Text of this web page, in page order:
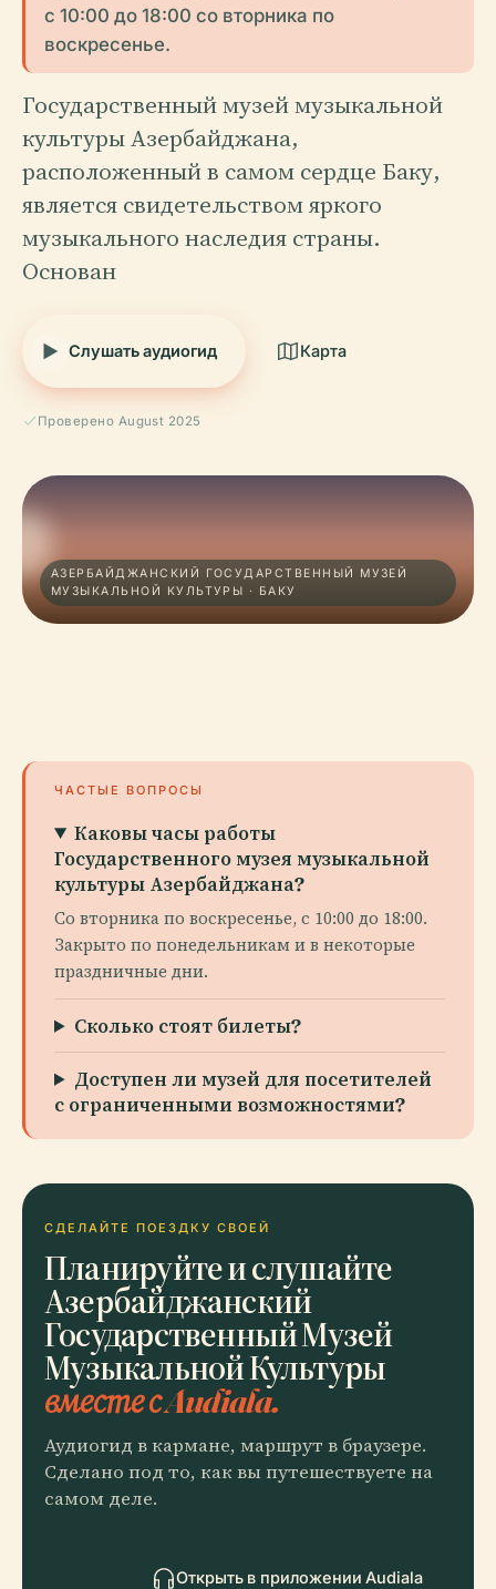
с 10:00 до 18:00 со вторника по
воскресенье.
Государственный музей музыкальной
культуры Азербайджана,
расположенный в самом сердце Баку,
является свидетельством яркого
музыкального наследия страны.
Основан
Слушать аудиогид Карта
Проверено August 2025
АЗЕРБАЙДЖАНСКИЙ ГОСУДАРСТВЕННЫЙ МУЗЕЙ
МУЗЫКАЛЬНОЙ КУЛЬТУРЫ · БАКУ
ЧАСТЫЕ ВОПРОСЫ
Каковы часы работы
Государственного музея музыкальной
культуры Азербайджана?
Со вторника по воскресенье, с 10:00 до 18:00.
Закрыто по понедельникам и в некоторые
праздничные дни.
Сколько стоят билеты?
Доступен ли музей для посетителей
с ограниченными возможностями?
СДЕЛАЙТЕ ПОЕЗДКУ СВОЕЙ
Планируйте и слушайте
Азербайджанский
Государственный Музей
Музыкальной Культуры
вместе с Audiala.
Аудиогид в кармане, маршрут в браузере.
Сделано под то, как вы путешествуете на
самом деле.
Открыть в приложении Audiala